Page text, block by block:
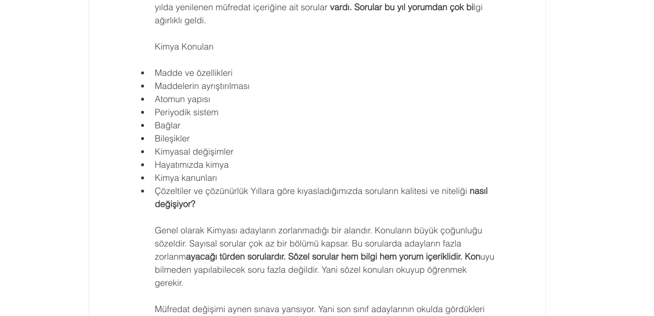
yılda yenilenen müfredat içeriğine ait sorular vardı. Sorular bu yıl yorumdan çok bilgi
ağırlıklı geldi.
Kimya Konuları
Madde ve özellikleri
Maddelerin ayrıştırılması
Atomun yapısı
Periyodik sistem
Bağlar
Bileşikler
Kimyasal değişimler
Hayatımızda kimya
Kimya kanunları
Çözeltiler ve çözünürlük Yıllara göre kıyasladığımızda soruların kalitesi ve niteliği nasıl
değişiyor?
Genel olarak Kimyası adayların zorlanmadığı bir alandır. Konuların büyük çoğunluğu
sözeldir. Sayısal sorular çok az bir bölümü kapsar. Bu sorularda adayların fazla
zorlanmayacağı türden sorulardır. Sözel sorular hem bilgi hem yorum içeriklidir. Konuyu
bilmeden yapılabilecek soru fazla değildir. Yani sözel konuları okuyup öğrenmek
gerekir.
Müfredat değişimi aynen sınava yansıyor. Yani son sınıf adaylarının okulda gördükleri